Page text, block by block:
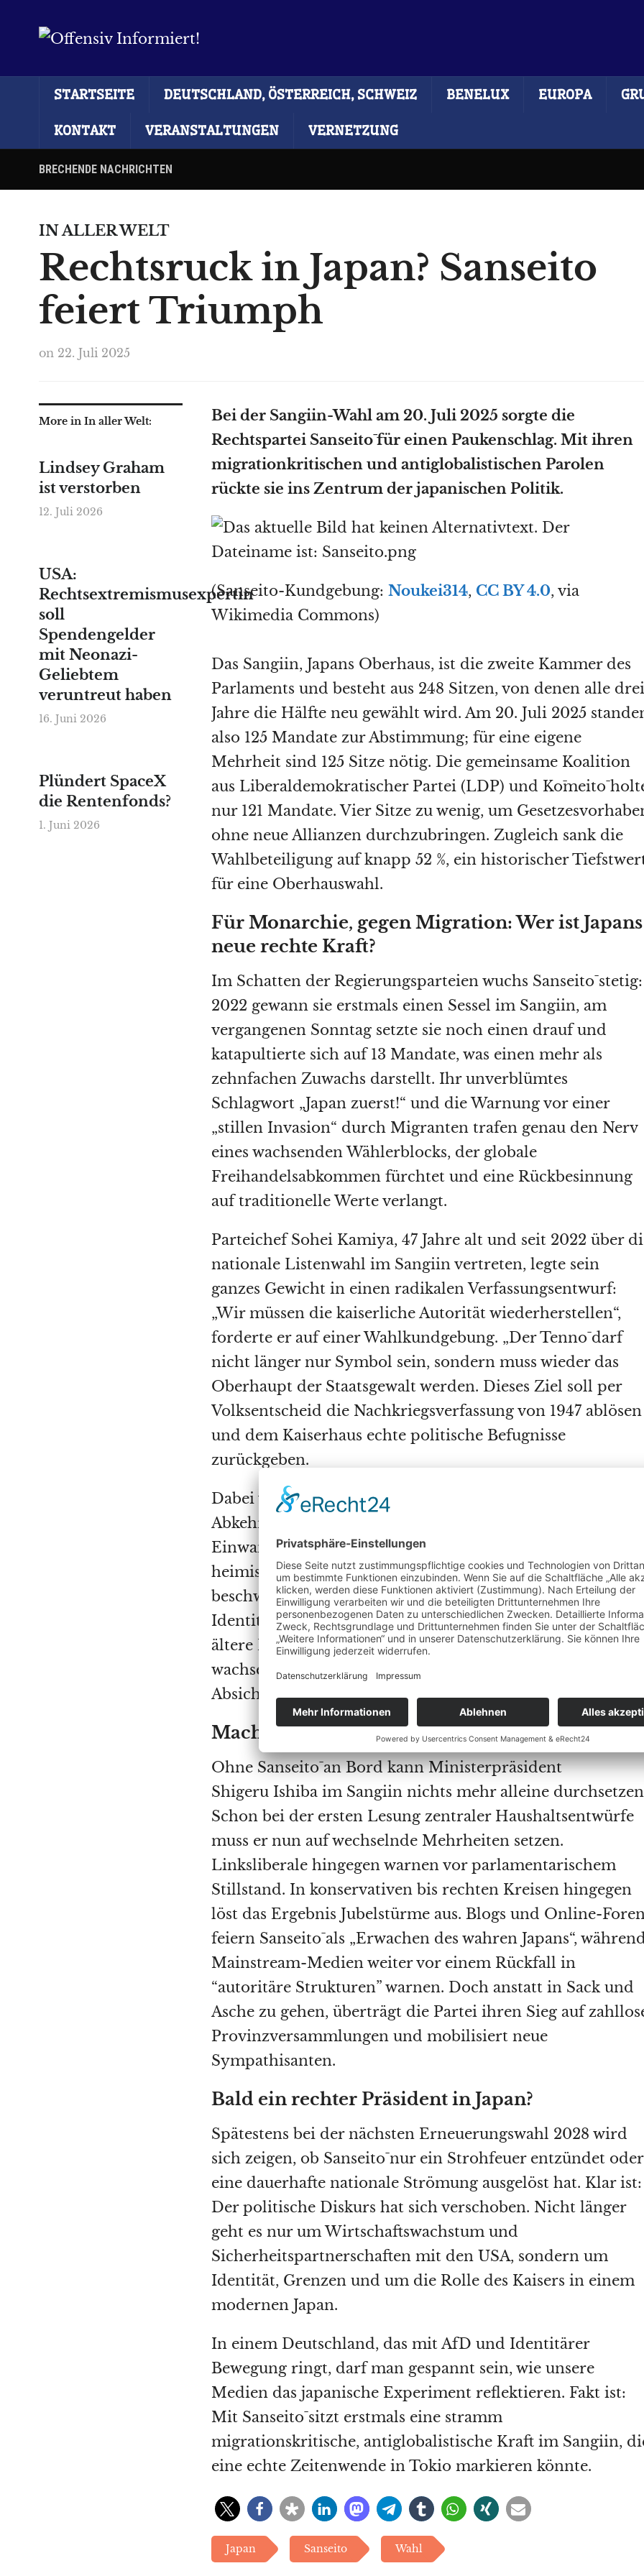
STARTSEITE DEUTSCHLAND, ÖSTERREICH, SCHWEIZ BENELUX EUROPA
KONTAKT VERANSTALTUNGEN VERNETZUNG
BRECHENDE NACHRICHTEN
IN ALLER WELT
Rechtsruck in Japan? Sanseito
feiert Triumph
on 22. Juli 2025
More in In aller Welt:
Lindsey Graham
ist verstorben
12. Juli 2026
USA:
Rechtsextremismusexpertin
soll
Spendengelder
mit Neonazi-
Geliebtem
veruntreut haben
16. Juni 2026
Plündert SpaceX
die Rentenfonds?
1. Juni 2026
Bei der Sangiin-Wahl am 20. Juli 2025 sorgte die
Rechtspartei Sanseitō für einen Paukenschlag. Mit ihren
migrationkritischen und antiglobalistischen Parolen
rückte sie ins Zentrum der japanischen Politik.
(Sanseito-Kundgebung: Noukei314, CC BY 4.0, via
Wikimedia Commons)
Das Sangiin, Japans Oberhaus, ist die zweite Kammer des
Parlaments und besteht aus 248 Sitzen, von denen alle drei
Jahre die Hälfte neu gewählt wird. Am 20. Juli 2025
also 125 Mandate zur Abstimmung; für eine eigene
Mehrheit sind 125 Sitze nötig. Die gemeinsame Koalition
aus Liberaldemokratischer Partei (LDP) und Kōmeitō
nur 121 Mandate. Vier Sitze zu wenig, um
ohne neue Allianzen durchzubringen. Zugleich sank die
Wahlbeteiligung auf knapp 52 %, ein historischer
für eine Oberhauswahl.
Für Monarchie, gegen Migration: Wer ist Japans
neue rechte Kraft?
Im Schatten der Regierungsparteien wuchs Sanseitō stetig:
2022 gewann sie erstmals einen Sessel im Sangiin, am
vergangenen Sonntag setzte sie noch einen drauf und
katapultierte sich auf 13 Mandate, was einen mehr als
zehnfachen Zuwachs darstellt. Ihr unverblümtes
Schlagwort „Japan zuerst!“ und die Warnung vor einer
„stillen Invasion“ durch Migranten trafen genau den Nerv
eines wachsenden Wählerblocks, der globale
Freihandelsabkommen fürchtet und eine Rückbesinnung
auf traditionelle Werte verlangt.
Parteichef Sohei Kamiya, 47 Jahre alt und seit 2022 über
nationale Listenwahl im Sangiin vertreten, legte sein
ganzes Gewicht in einen radikalen Verfassungsentwurf:
„Wir müssen die kaiserliche Autorität wiederherstellen“,
forderte er auf einer Wahlkundgebung. „Der Tennō darf
nicht länger nur Symbol sein, sondern muss wieder das
Oberhaupt der Staatsgewalt werden. Dieses Ziel soll per
Volksentscheid die Nachkriegsverfassung von 1947 ablösen
und dem Kaiserhaus echte politische Befugnisse
zurückgeben.
Dabei verspricht die Partei eine Menge an Erneuerungen:
Abkehr von Freihandelsabkommen, strikte
Einwanderungsbremse, Subventionsprogramme für
heimische Betriebe. In mehreren Videos auf YouTube
beschwor Sanseitō eine drohende Abschaffung
Identität und Souveränität“ – und gewann damit nicht nur
ältere Konservative, sondern auch jüngere, die sich von
wachsenden Lebenshaltungskosten und geringer sozialer
Absicherung enttäuscht fühlten.
Machtverhätlnisse ändern sich
Ohne Sanseitō an Bord kann Ministerpräsident
Shigeru Ishiba im Sangiin nichts mehr alleine
Schon bei der ersten Lesung zentraler Haushaltsentwürfe
muss er nun auf wechselnde Mehrheiten setzen.
Linksliberale hingegen warnen vor parlamentarischem
Stillstand. In konservativen bis rechten Kreisen hingegen
löst das Ergebnis Jubelstürme aus. Blogs und Online-
feiern Sanseitō als „Erwachen des wahren Japans“,
Mainstream-Medien weiter vor einem Rückfall in
“autoritäre Strukturen” warnen. Doch anstatt in Sack und
Asche zu gehen, überträgt die Partei ihren Sieg auf
Provinzversammlungen und mobilisiert neue
Sympathisanten.
Bald ein rechter Präsident in Japan?
Spätestens bei der nächsten Erneuerungswahl 2028 wird
sich zeigen, ob Sanseitō nur ein Strohfeuer entzündet oder
eine dauerhafte nationale Strömung ausgelöst hat. Klar ist:
Der politische Diskurs hat sich verschoben. Nicht länger
geht es nur um Wirtschaftswachstum und
Sicherheitspartnerschaften mit den USA, sondern um
Identität, Grenzen und um die Rolle des Kaisers in einem
modernen Japan.
In einem Deutschland, das mit AfD und Identitärer
Bewegung ringt, darf man gespannt sein, wie unsere
Medien das japanische Experiment reflektieren. Fakt ist:
Mit Sanseitō sitzt erstmals eine stramm
migrationskritische, antiglobalistische Kraft im Sangiin,
eine echte Zeitenwende in Tokio markieren könnte.
Japan Sanseito Wahl